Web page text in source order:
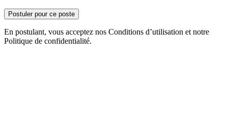
Postuler pour ce poste
En postulant, vous acceptez nos Conditions d’utilisation et notre
Politique de confidentialité.